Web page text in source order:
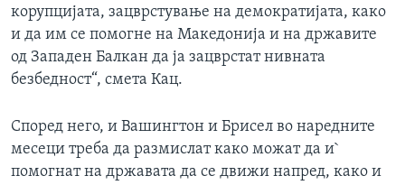
корупцијата, зацврстување на демократијата, како
и да им се помогне на Македонија и на државите
од Западен Балкан да ја зацврстат нивната
безбедност“, смета Кац.
Според него, и Вашингтон и Брисел во наредните
месеци треба да размислат како можат да и`
помогнат на државата да се движи напред, како и